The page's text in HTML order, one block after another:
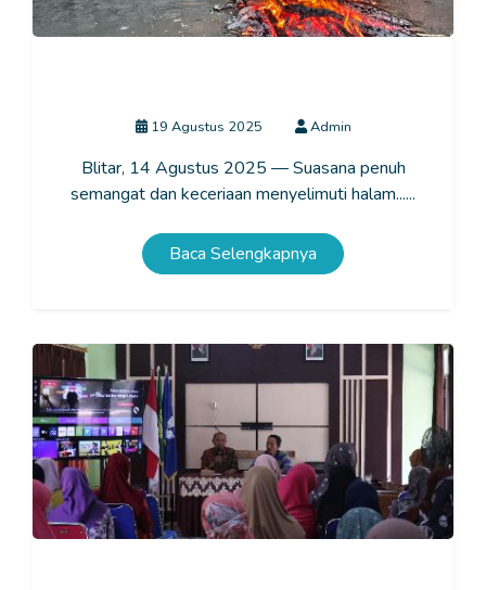
19 Agustus 2025 Admin
Blitar, 14 Agustus 2025 — Suasana penuh
semangat dan keceriaan menyelimuti halam......
Baca Selengkapnya